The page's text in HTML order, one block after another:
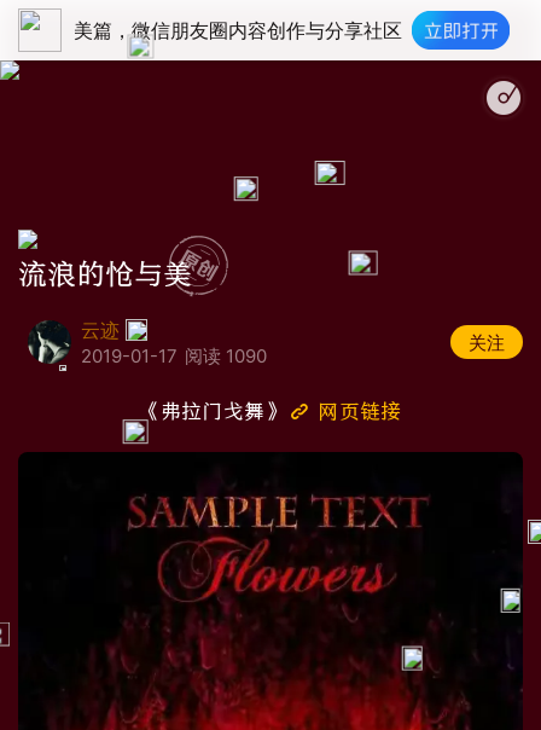
美篇，微信朋友圈内容创作与分享社区
流浪的怆与美
云迹
2019-01-17 阅读 1090
关注
《弗拉门戈舞》 网页链接
von Eltz -